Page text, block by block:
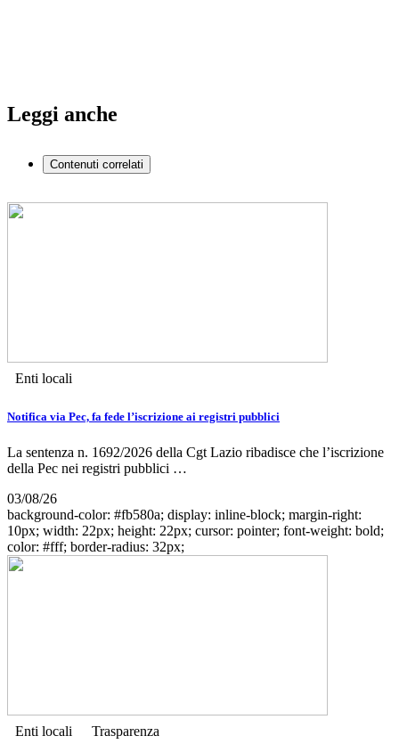
Leggi anche
Contenuti correlati
Enti locali
Notifica via Pec, fa fede l’iscrizione ai registri pubblici
La sentenza n. 1692/2026 della Cgt Lazio ribadisce che l’iscrizione
della Pec nei registri pubblici …
03/08/26
background-color: #fb580a; display: inline-block; margin-right:
10px; width: 22px; height: 22px; cursor: pointer; font-weight: bold;
color: #fff; border-radius: 32px;
Enti locali Trasparenza